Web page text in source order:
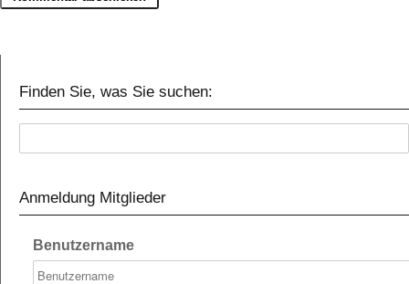
Finden Sie, was Sie suchen:
Anmeldung Mitglieder
Benutzername